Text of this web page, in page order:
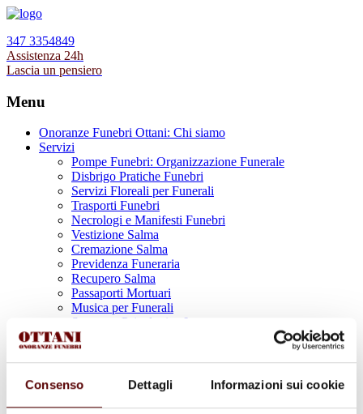
Consenso Dettagli Informazioni sui cookie
347 3354849
Assistenza 24h
Lascia un pensiero
Menu
Onoranze Funebri Ottani: Chi siamo
Servizi
Pompe Funebri: Organizzazione Funerale
Disbrigo Pratiche Funebri
Servizi Floreali per Funerali
Trasporti Funebri
Necrologi e Manifesti Funebri
Vestizione Salma
Cremazione Salma
Previdenza Funeraria
Recupero Salma
Passaporti Mortuari
Musica per Funerali
Supporto Psicologico Lutto
Prodotti Funerari
Lapidi, Lastre tombali e Monumenti Funerari
Urne Cinerarie
Allestimento Funebre
In caso di decesso